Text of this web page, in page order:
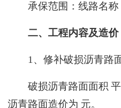
承保范围：线路名称
二、工程内容及造价
1、修补破损沥青路
破损沥青路面面积 平
沥青路面造价为 元。